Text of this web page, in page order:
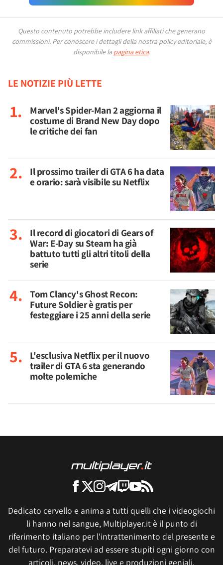
Questo contenuto potrebbe includere link affiliati che generano
commissioni. Per conoscere i dettagli della nostra policy editoriale, è
disponibile la pagina etica.
LE NOTIZIE PIÙ LETTE
Marvel's Spider-Man 2 aggiorna il
costume di Brand New Day dopo
le critiche dei fan
Il prossimo trailer di GTA 6 ha data
e orario: sarà visibile su Netflix
Il record di giocatori di Gears of
War: E-Day su Steam ha già
battuto tutti gli altri titoli della
serie
Tom Clancy's Ghost Recon:
Future Soldier è gratis per
festeggiare i 25 anni della serie
L'esclusiva Netflix per il nuovo
trailer di GTA 6 sta generando
molte polemiche
Dedicato cervello e anima a tutti quelli che i videogiochi
li hanno nel sangue, Multiplayer.it è il punto di
riferimento italiano per l'intrattenimento del presente e
del futuro. Preparatevi ad essere stupiti ogni giorno con
articoli, news, video, live e produzioni geniali.